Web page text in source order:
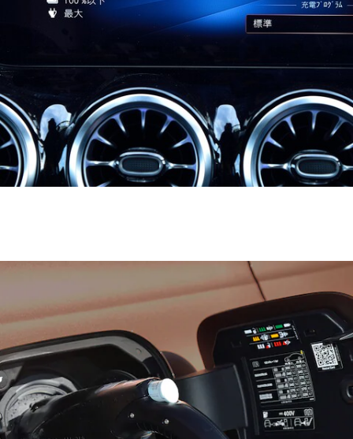
フェア・イ
ベント キャ
ンペーン
Benz
ディーラー
ご購入相談
のご購入サ
ポート
デジタルコ
ンパニオン